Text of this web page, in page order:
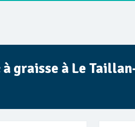
graisse à Le